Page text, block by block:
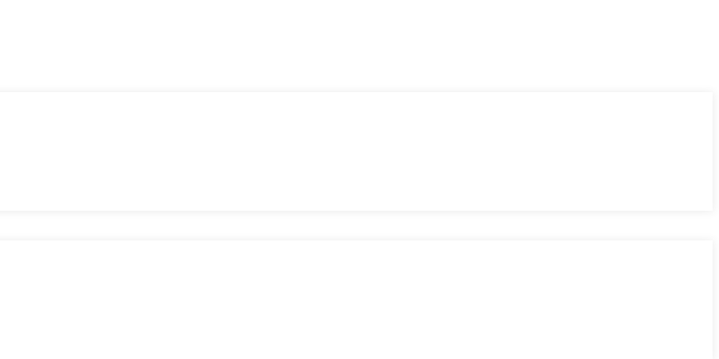
sans complications.
du marché.
des plateformes et des dApps.